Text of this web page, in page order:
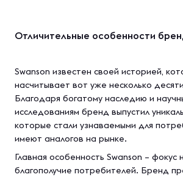
Отличительные особенности
Swanson известен своей историей,
насчитывает вот уже несколько
Благодаря богатому наследию и
исследованиям бренд выпустил
которые стали узнаваемыми для
имеют аналогов на рынке.
Главная особенность Swanson – фокус
благополучие потребителей. Бренд